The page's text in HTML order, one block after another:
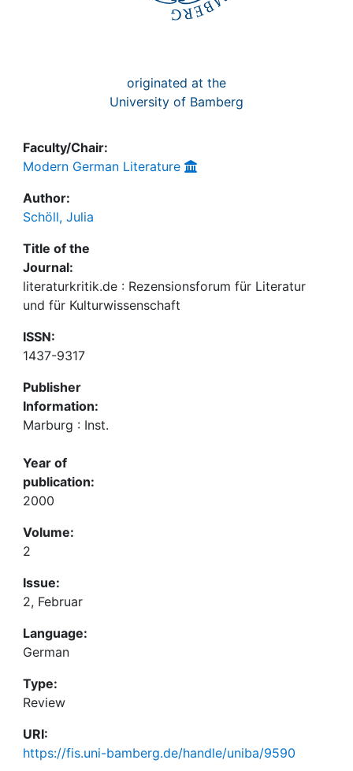
originated at the
University of Bamberg
Faculty/Chair:
Modern German Literature
Author:
Schöll, Julia
Title of the
Journal:
literaturkritik.de : Rezensionsforum für Literatur
und für Kulturwissenschaft
ISSN:
1437-9317
Publisher
Information:
Marburg : Inst.
Year of
publication:
2000
Volume:
2
Issue:
2, Februar
Language:
German
Type:
Review
URI:
https://fis.uni-bamberg.de/handle/uniba/9590